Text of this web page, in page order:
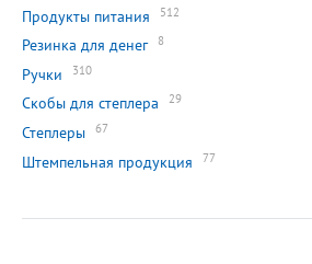
Продукты питания 512
Резинка для денег 8
Ручки 310
Скобы для степлера 29
Степлеры 67
Штемпельная продукция 77